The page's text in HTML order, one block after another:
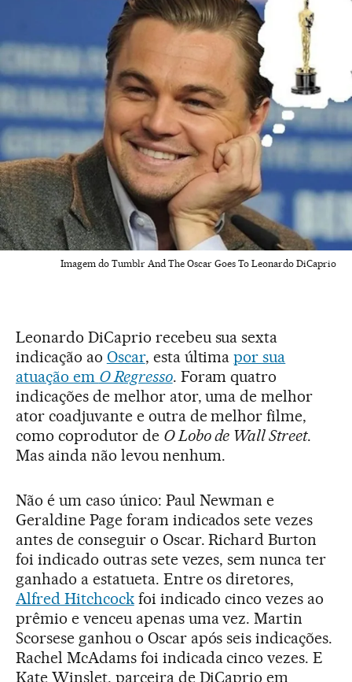
Imagem do Tumblr And The Oscar Goes To Leonardo DiCaprio
Leonardo DiCaprio recebeu sua sexta
indicação ao Oscar, esta últimapor sua
atuação em O Regresso. Foram quatro
indicações de melhor ator, uma de melhor
ator coadjuvante e outra de melhor filme,
como coprodutor de O Lobo de Wall Street.
Mas ainda não levou nenhum.
Não é um caso único: Paul Newman e
Geraldine Page foram indicados sete vezes
antes de conseguir o Oscar. Richard Burton
foi indicado outras sete vezes, sem nunca ter
ganhado a estatueta. Entre os diretores,
Alfred Hitchcockfoi indicado cinco vezes ao
prêmio e venceu apenas uma vez. Martin
Scorsese ganhou o Oscar após seis indicações.
Rachel McAdams foi indicada cinco vezes. E
Kate Winslet, parceira de DiCaprio em